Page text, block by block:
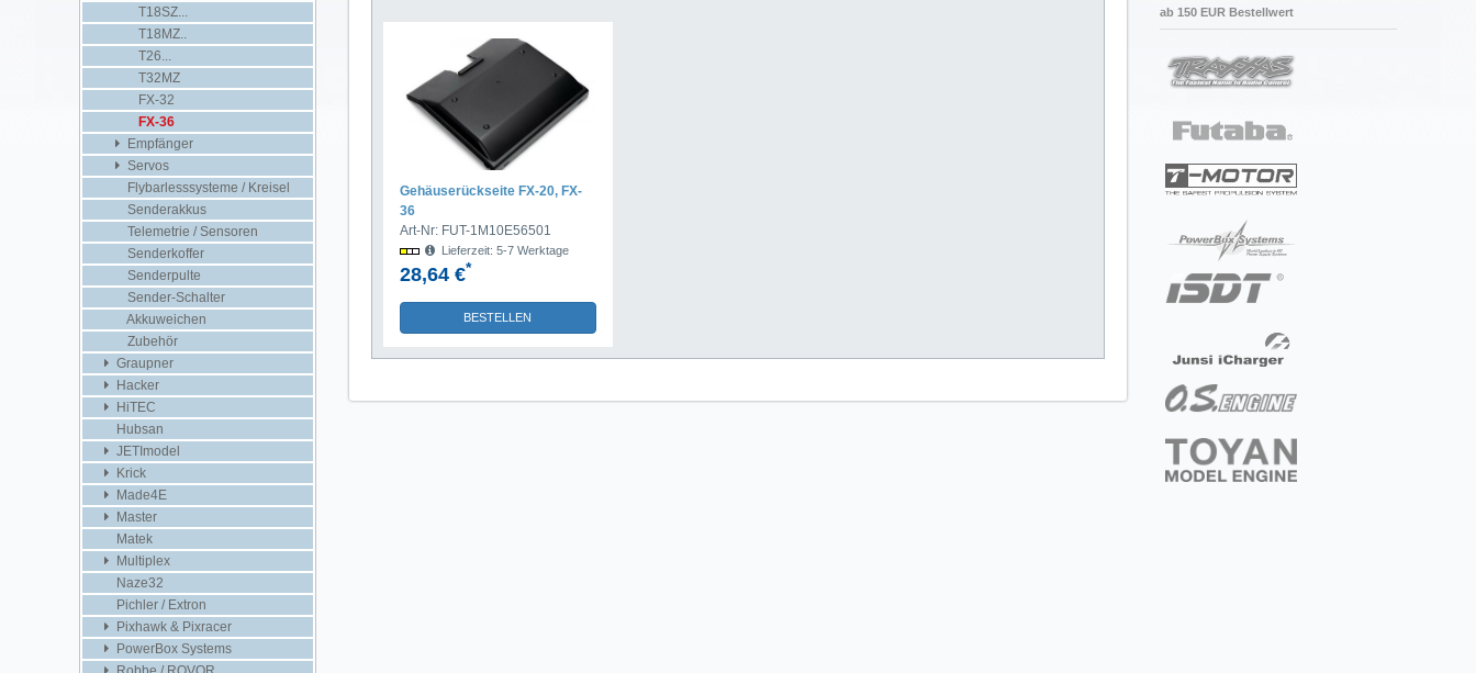
Gehäuserückseite FX-20, FX-
36
Art-Nr: FUT-1M10E56501
Lieferzeit: 5-7 Werktage
28,64 €*
BESTELLEN
T18SZ...
T18MZ..
T26...
T32MZ
FX-32
FX-36
Empfänger
Servos
Flybarlesssysteme / Kreisel
Senderakkus
Telemetrie / Sensoren
Senderkoffer
Senderpulte
Sender-Schalter
Akkuweichen
Zubehör
Graupner
Hacker
HiTEC
Hubsan
JETImodel
Krick
Made4E
Master
Matek
Multiplex
Naze32
Pichler / Extron
Pixhawk & Pixracer
PowerBox Systems
ab 150 EUR Bestellwert